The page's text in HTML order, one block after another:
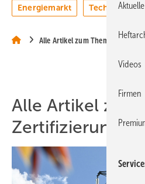
Energiemarkt Technologie
Alle Artikel zum Thema
Alle Artikel zum
Zertifizierung
Videos
Firmen